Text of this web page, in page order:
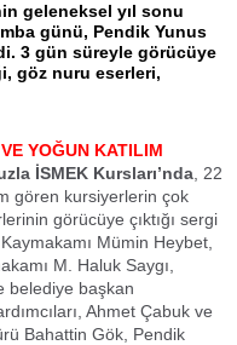
geleneksel yıl sonu
günü, Pendik Yunus
3 gün süreyle görücüye
göz nuru eserleri,
YOĞUN KATILIM
İSMEK Kursları’nda , 22
gören kursiyerlerin çok
görücüye çıktığı sergi
Kaymakamı Mümin Heybet,
M. Haluk Saygı,
belediye başkan
Ahmet Çabuk ve
Bahattin Gök, Pendik